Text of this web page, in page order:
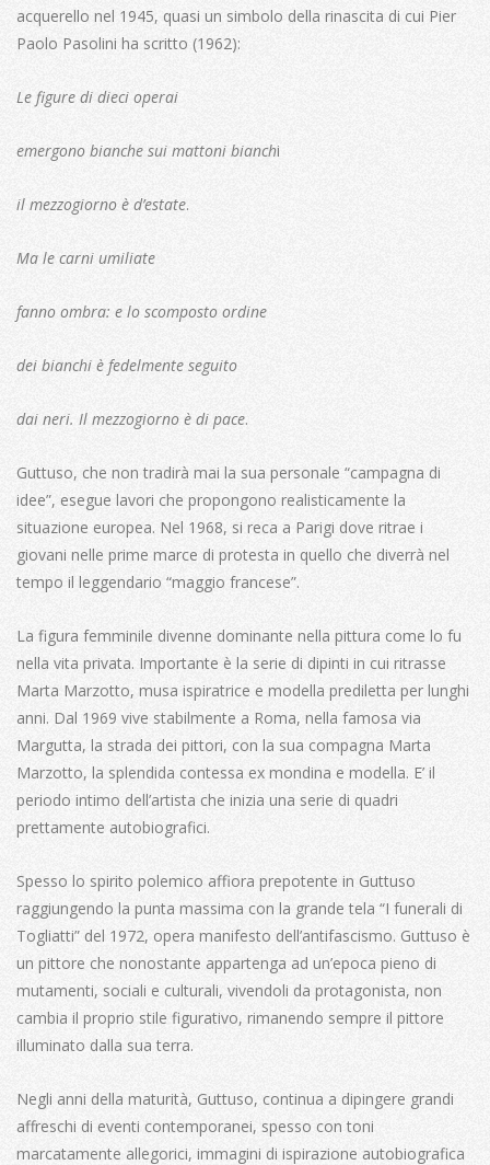
acquerello nel 1945, quasi un simbolo della rinascita di cui Pier
Paolo Pasolini ha scritto (1962):
Le figure di dieci operai
emergono bianche sui mattoni bianchi
il mezzogiorno è d’estate.
Ma le carni umiliate
fanno ombra: e lo scomposto ordine
dei bianchi è fedelmente seguito
dai neri. Il mezzogiorno è di pace.
Guttuso, che non tradirà mai la sua personale “campagna di
idee”, esegue lavori che propongono realisticamente la
situazione europea. Nel 1968, si reca a Parigi dove ritrae i
giovani nelle prime marce di protesta in quello che diverrà nel
tempo il leggendario “maggio francese”.
La figura femminile divenne dominante nella pittura come lo fu
nella vita privata. Importante è la serie di dipinti in cui ritrasse
Marta Marzotto, musa ispiratrice e modella prediletta per lunghi
anni. Dal 1969 vive stabilmente a Roma, nella famosa via
Margutta, la strada dei pittori, con la sua compagna Marta
Marzotto, la splendida contessa ex mondina e modella. E’ il
periodo intimo dell’artista che inizia una serie di quadri
prettamente autobiografici.
Spesso lo spirito polemico affiora prepotente in Guttuso
raggiungendo la punta massima con la grande tela “I funerali di
Togliatti” del 1972, opera manifesto dell’antifascismo. Guttuso è
un pittore che nonostante appartenga ad un’epoca pieno di
mutamenti, sociali e culturali, vivendoli da protagonista, non
cambia il proprio stile figurativo, rimanendo sempre il pittore
illuminato dalla sua terra.
Negli anni della maturità, Guttuso, continua a dipingere grandi
affreschi di eventi contemporanei, spesso con toni
marcatamente allegorici, immagini di ispirazione autobiografica